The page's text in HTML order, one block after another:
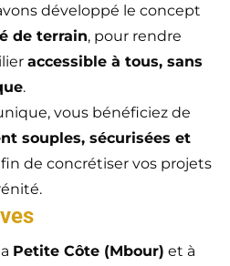
développé le concept
de terrain, pour rendre
accessible à tous, sans
.
vous bénéficiez de
souples, sécurisées et
de concrétiser vos projets
Petite Côte (Mbour) et à